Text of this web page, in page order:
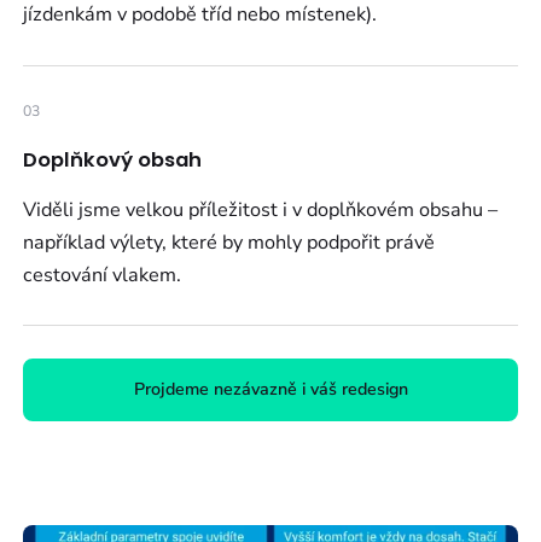
jízdenkám v podobě tříd nebo místenek).
03
Doplňkový obsah
Viděli jsme velkou příležitost i v doplňkovém obsahu –
například výlety, které by mohly podpořit právě
cestování vlakem.
Projdeme nezávazně i váš redesign